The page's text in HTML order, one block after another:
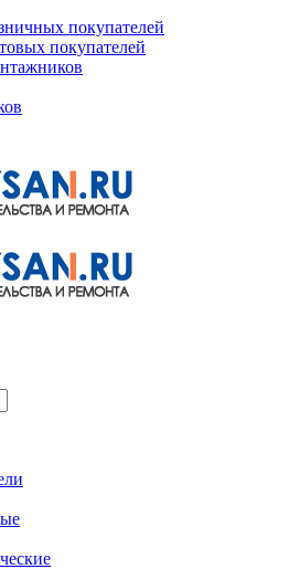
покупателей
покупателей